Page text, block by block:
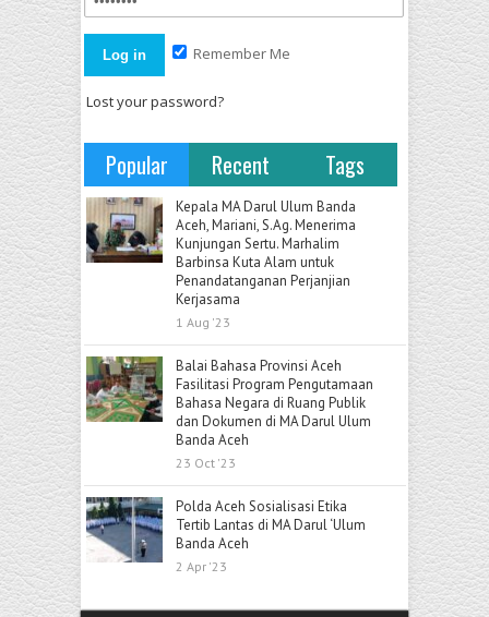
Remember Me
Lost your password?
Popular Recent Tags
Kepala MA Darul Ulum Banda
Aceh, Mariani, S.Ag. Menerima
Kunjungan Sertu. Marhalim
Barbinsa Kuta Alam untuk
Penandatanganan Perjanjian
Kerjasama
1 Aug '23
Balai Bahasa Provinsi Aceh
Fasilitasi Program Pengutamaan
Bahasa Negara di Ruang Publik
dan Dokumen di MA Darul Ulum
Banda Aceh
23 Oct '23
Polda Aceh Sosialisasi Etika
Tertib Lantas di MA Darul ‘Ulum
Banda Aceh
2 Apr '23